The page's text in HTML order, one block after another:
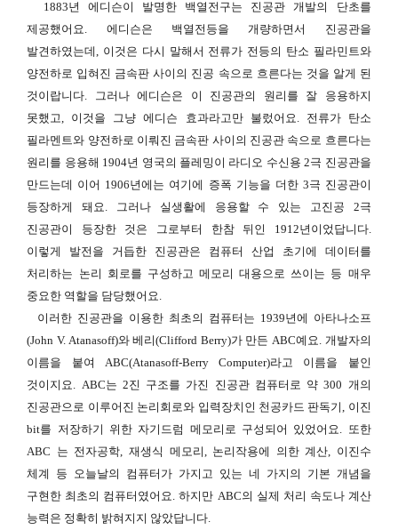
1883년 에디슨이 발명한 백열전구는 진공관 개발의 단초를
제공했어요. 에디슨은 백열전등을 개량하면서 진공관을
발견하였는데, 이것은 다시 말해서 전류가 전등의 탄소 필라민트와
양전하로 입혀진 금속판 사이의 진공 속으로 흐른다는 것을 알게 된
것이랍니다. 그러나 에디슨은 이 진공관의 원리를 잘 응용하지
못했고, 이것을 그냥 에디슨 효과라고만 불렀어요. 전류가 탄소
필라멘트와 양전하로 이뤄진 금속판 사이의 진공관 속으로 흐른다는
원리를 응용해 1904년 영국의 플레밍이 라디오 수신용 2극 진공관을
만드는데 이어 1906년에는 여기에 증폭 기능을 더한 3극 진공관이
등장하게 돼요. 그러나 실생활에 응용할 수 있는 고진공 2극
진공관이 등장한 것은 그로부터 한참 뒤인 1912년이었답니다.
이렇게 발전을 거듭한 진공관은 컴퓨터 산업 초기에 데이터를
처리하는 논리 회로를 구성하고 메모리 대용으로 쓰이는 등 매우
중요한 역할을 담당했어요.
이러한 진공관을 이용한 최초의 컴퓨터는 1939년에 아타나소프
(John V. Atanasoff)와 베리(Clifford Berry)가 만든 ABC예요. 개발자의
이름을 붙여 ABC(Atanasoff-Berry Computer)라고 이름을 붙인
것이지요. ABC는 2진 구조를 가진 진공관 컴퓨터로 약 300 개의
진공관으로 이루어진 논리회로와 입력장치인 천공카드 판독기, 이진
bit를 저장하기 위한 자기드럼 메모리로 구성되어 있었어요. 또한
ABC 는 전자공학, 재생식 메모리, 논리작용에 의한 계산, 이진수
체계 등 오늘날의 컴퓨터가 가지고 있는 네 가지의 기본 개념을
구현한 최초의 컴퓨터였어요. 하지만 ABC의 실제 처리 속도나 계산
능력은 정확히 밝혀지지 않았답니다.